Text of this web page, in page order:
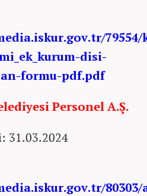
79554/
disi-
formu-pdf.pdf
Personel A.Ş.
31.03.2024